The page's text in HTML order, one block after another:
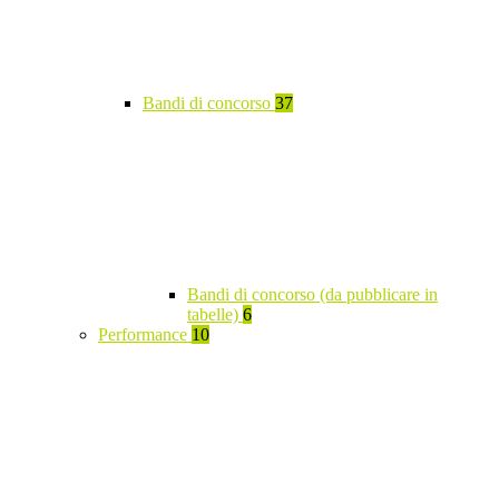
Bandi di concorso 37
Bandi di concorso (da pubblicare in
tabelle) 6
Performance 10